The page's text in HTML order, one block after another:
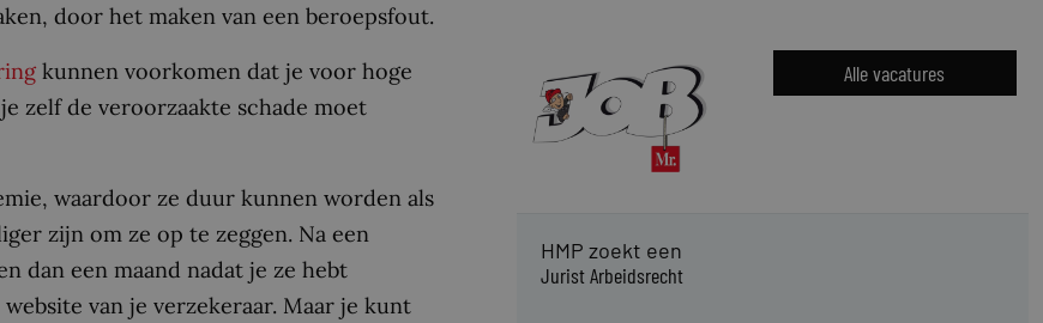
door het maken van een beroepsfout.
kunnen voorkomen dat je voor hoge
zelf de veroorzaakte schade moet
waardoor ze duur kunnen worden als
zijn om ze op te zeggen. Na een
dan een maand nadat je ze hebt
van je verzekeraar. Maar je kunt
Alle vacatures
HMP zoekt een
Jurist Arbeidsrecht